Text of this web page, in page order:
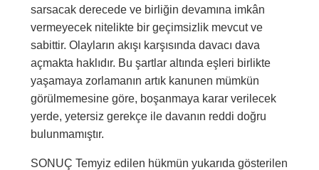
sarsacak derecede ve birliğin devamına imkân
vermeyecek nitelikte bir geçimsizlik mevcut ve
sabittir. Olayların akışı karşısında davacı dava
açmakta haklıdır. Bu şartlar altında eşleri birlikte
yaşamaya zorlamanın artık kanunen mümkün
görülmemesine göre, boşanmaya karar verilecek
yerde, yetersiz gerekçe ile davanın reddi doğru
bulunmamıştır.
SONUÇ Temyiz edilen hükmün yukarıda gösterilen